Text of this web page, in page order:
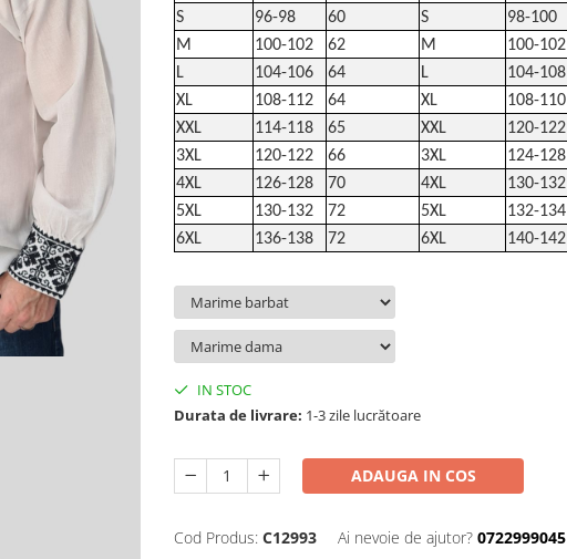
S
96-98 60 S 98-100
M
100-102 62 M 100-102
L
104-106 64 L 104-108
XL
108-112 64 XL 108-110
XXL
114-118 65 XXL 120-122
3XL
120-122 66 3XL 124-128
4XL
126-128 70 4XL 130-132
5XL
130-132 72 5XL 132-134
6XL
136-138 72 6XL 140-142
IN STOC
Durata de livrare: 1-3 zile lucrătoare
ADAUGA IN COS
Cod Produs: C12993 Ai nevoie de ajutor? 0722999045